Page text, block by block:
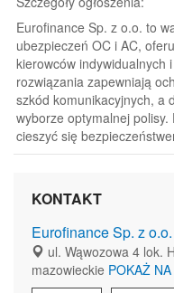
Eurofinance Sp. z o.o. to
ubezpieczeń OC i AC,
kierowców indywidualnych
rozwiązania zapewniają
szkód komunikacyjnych, a
wyborze optymalnej
cieszyć się
KONTAKT
Eurofinance Sp. z o.o.
ul. Wąwozowa 4 lok.
mazowieckie POKAŻ